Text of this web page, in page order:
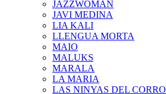
JAZZWOMAN
JAVI MEDINA
LIA KALI
LLENGUA MORTA
MAIO
MALUKS
MARALA
LA MARIA
LAS NINYAS DEL CORRO